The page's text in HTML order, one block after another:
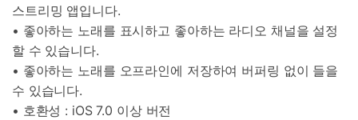
스트리밍 앱입니다.
• 좋아하는 노래를 표시하고 좋아하는 라디오 채널을 설정
할 수 있습니다.
• 좋아하는 노래를 오프라인에 저장하여 버퍼링 없이 들을
수 있습니다.
• 호환성 : iOS 7.0 이상 버전